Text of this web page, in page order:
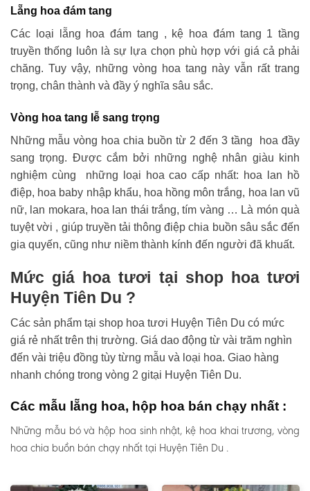
Lẵng hoa đám tang
Các loại lẵng hoa đám tang , kệ hoa đám tang 1 tầng
truyền thống luôn là sự lựa chọn phù hợp với giá cả phải
chăng. Tuy vậy, những vòng hoa tang này vẫn rất trang
trọng, chân thành và đầy ý nghĩa sâu sắc.
Vòng hoa tang lễ sang trọng
Những mẫu vòng hoa chia buồn từ 2 đến 3 tầng hoa đầy
sang trọng. Được cắm bởi những nghệ nhân giàu kinh
nghiệm cùng những loại hoa cao cấp nhất: hoa lan hồ
điệp, hoa baby nhập khẩu, hoa hồng môn trắng, hoa lan vũ
nữ, lan mokara, hoa lan thái trắng, tím vàng … Là món quà
tuyệt vời , giúp truyền tải thông điệp chia buồn sâu sắc đến
gia quyến, cũng như niềm thành kính đến người đã khuất.
Mức giá hoa tươi tại shop hoa tươi
Huyện Tiên Du ?
Các sản phẩm tại shop hoa tươi Huyện Tiên Du có mức
giá rẻ nhất trên thị trường. Giá dao động từ vài trăm nghìn
đến vài triệu đồng tùy từng mẫu và loại hoa. Giao hàng
nhanh chóng trong vòng 2 gitại Huyện Tiên Du.
Các mẫu lẵng hoa, hộp hoa bán chạy nhất :
Những mẫu bó và hộp hoa sinh nhật, kệ hoa khai trương, vòng
hoa chia buồn bán chạy nhất tại Huyện Tiên Du .